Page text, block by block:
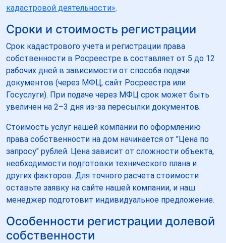
кадастровой деятельности».
Сроки и стоимость регистрации
Срок кадастрового учета и регистрации права
собственности в Росреестре в составляет от 5 до 12
рабочих дней в зависимости от способа подачи
документов (через МФЦ, сайт Росреестра или
Госуслуги). При подаче через МФЦ срок может быть
увеличен на 2–3 дня из-за пересылки документов.
Стоимость услуг нашей компании по оформлению
права собственности на дом начинается от "Цена по
запросу" рублей. Цена зависит от сложности объекта,
необходимости подготовки технического плана и
других факторов. Для точного расчета стоимости
оставьте заявку на сайте нашей компании, и наш
менеджер подготовит индивидуальное предложение.
Особенности регистрации долевой
собственности